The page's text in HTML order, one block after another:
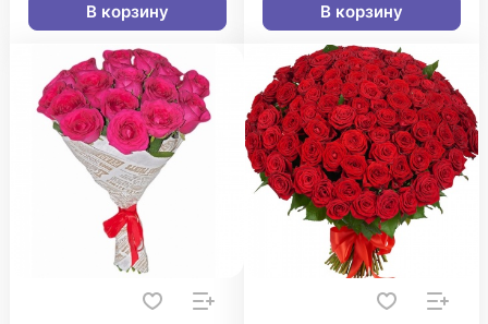
В корзину В корзину